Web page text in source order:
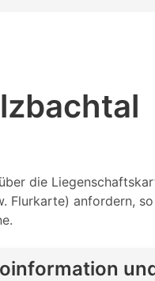
die
anfordern,